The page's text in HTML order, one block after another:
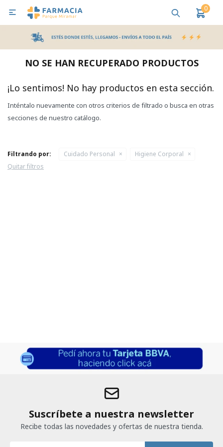
0

NO SE HAN RECUPERADO PRODUCTOS
¡Lo sentimos! No hay productos en esta sección.
Inténtalo nuevamente con otros criterios de filtrado o busca en otras
secciones de nuestro catálogo.
Filtrando por: Cuidado Personal
Higiene Corporal
Quitar filtros
Suscríbete a nuestra newsletter
Recibe todas las novedades y ofertas de nuestra tienda.
MI CUENTA
Bebes y Maternidad Salud
Pañales y Toallitas
Lactancia y Nutrición
Higiene y Bienestar